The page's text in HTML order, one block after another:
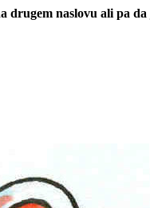
drugem naslovu ali pa